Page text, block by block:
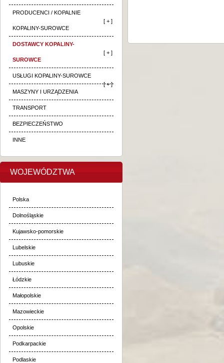
PRODUCENCI / KOPALNIE
KOPALINY-SUROWCE
[ + ]
DOSTAWCY KOPALINY-
SUROWCE
[ + ]
USŁUGI KOPALINY-SUROWCE
[ + ]
MASZYNY I URZĄDZENIA
TRANSPORT
BEZPIECZEŃSTWO
INNE
WOJEWÓDZTWA
Polska
Dolnośląskie
Kujawsko-pomorskie
Lubelskie
Lubuskie
Łódzkie
Małopolskie
Mazowieckie
Opolskie
Podkarpackie
Podlaskie